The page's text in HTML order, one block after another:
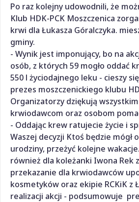
Po raz kolejny udowodnili, że
Klub HDK-PCK Moszczenica
krwi dla Łukasza Góralczyka.
gminy.
- Wynik jest imponujący, bo na
osób, z których 59 mogło oddać
550 l życiodajnego leku - cieszy
prezes moszczenickiego klubu
Organizatorzy dziękują
krwiodawcom oraz osobom
- Oddając krew ratujecie życie i
Waszej decyzji Ktoś będzie mógł
urodziny, przeżyć kolejne
również dla koleżanki Iwona Rek
przekazanie dla krwiodawców
kosmetyków oraz ekipie RCKiK z
realizacji akcji - podsumowuje